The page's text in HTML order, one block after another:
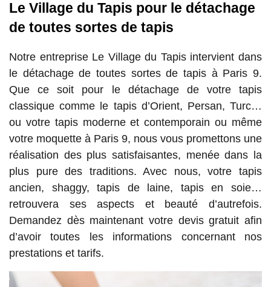
Le Village du Tapis pour le détachage
de toutes sortes de tapis
Notre entreprise Le Village du Tapis intervient dans
le détachage de toutes sortes de tapis à Paris 9.
Que ce soit pour le détachage de votre tapis
classique comme le tapis d’Orient, Persan, Turc…
ou votre tapis moderne et contemporain ou même
votre moquette à Paris 9, nous vous promettons une
réalisation des plus satisfaisantes, menée dans la
plus pure des traditions. Avec nous, votre tapis
ancien, shaggy, tapis de laine, tapis en soie…
retrouvera ses aspects et beauté d’autrefois.
Demandez dès maintenant votre devis gratuit afin
d’avoir toutes les informations concernant nos
prestations et tarifs.